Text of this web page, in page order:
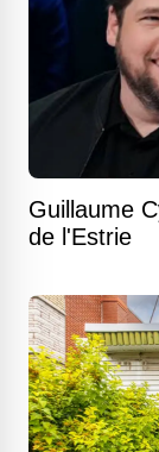
Guillaume
de l'Estrie